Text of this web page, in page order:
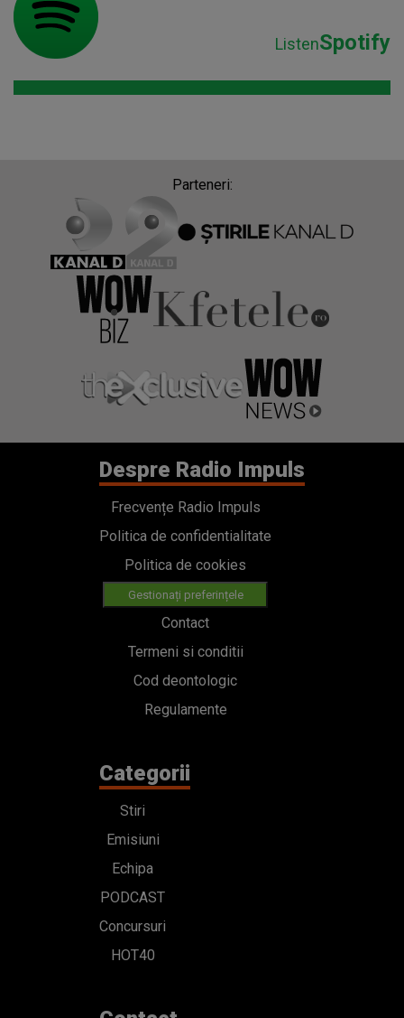
ListenSpotify
Parteneri:
Despre Radio Impuls
Frecvențe Radio Impuls
Politica de confidentialitate
Politica de cookies
Gestionați preferințele
Contact
Termeni si conditii
Cod deontologic
Regulamente
Categorii
Stiri
Emisiuni
Echipa
PODCAST
Concursuri
HOT40